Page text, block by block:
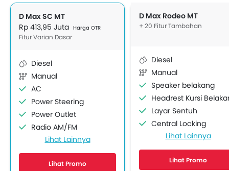
D Max SC MT
Rp 413,95 Juta Harga OTR
Fitur Varian Dasar
Diesel
Manual
AC
Power Steering
Power Outlet
Radio AM/FM
Speaker depan
Audio 2DIN
Sambungan Bluetooth
Lihat Lainnya
Lihat Promo
D Max Rodeo MT
+ 20 Fitur Tambahan
Diesel
Manual
Speaker belakang
Headrest Kursi
Layar Sentuh
Central Locking
Child Safety Locks
Sabuk Pengaman
Engine Immobilizer
Lihat Lainnya
Lihat Promo